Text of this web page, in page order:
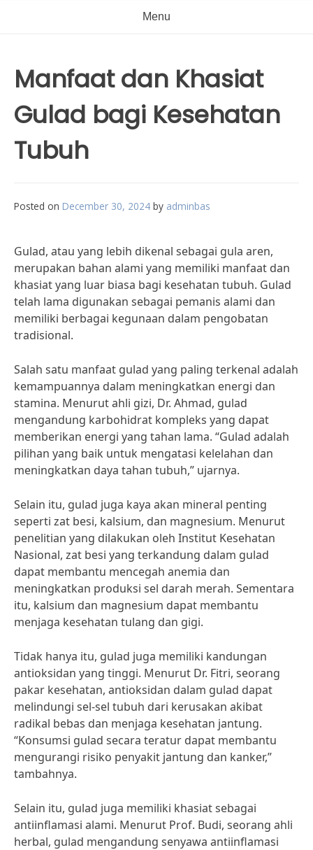
Menu
Manfaat dan Khasiat
Gulad bagi Kesehatan
Tubuh
Posted on December 30, 2024 by adminbas
Gulad, atau yang lebih dikenal sebagai gula aren,
merupakan bahan alami yang memiliki manfaat dan
khasiat yang luar biasa bagi kesehatan tubuh. Gulad
telah lama digunakan sebagai pemanis alami dan
memiliki berbagai kegunaan dalam pengobatan
tradisional.
Salah satu manfaat gulad yang paling terkenal adalah
kemampuannya dalam meningkatkan energi dan
stamina. Menurut ahli gizi, Dr. Ahmad, gulad
mengandung karbohidrat kompleks yang dapat
memberikan energi yang tahan lama. “Gulad adalah
pilihan yang baik untuk mengatasi kelelahan dan
meningkatkan daya tahan tubuh,” ujarnya.
Selain itu, gulad juga kaya akan mineral penting
seperti zat besi, kalsium, dan magnesium. Menurut
penelitian yang dilakukan oleh Institut Kesehatan
Nasional, zat besi yang terkandung dalam gulad
dapat membantu mencegah anemia dan
meningkatkan produksi sel darah merah. Sementara
itu, kalsium dan magnesium dapat membantu
menjaga kesehatan tulang dan gigi.
Tidak hanya itu, gulad juga memiliki kandungan
antioksidan yang tinggi. Menurut Dr. Fitri, seorang
pakar kesehatan, antioksidan dalam gulad dapat
melindungi sel-sel tubuh dari kerusakan akibat
radikal bebas dan menjaga kesehatan jantung.
“Konsumsi gulad secara teratur dapat membantu
mengurangi risiko penyakit jantung dan kanker,”
tambahnya.
Selain itu, gulad juga memiliki khasiat sebagai
antiinflamasi alami. Menurut Prof. Budi, seorang ahli
herbal, gulad mengandung senyawa antiinflamasi